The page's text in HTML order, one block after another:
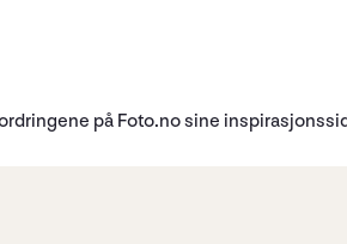
på Foto.no sine